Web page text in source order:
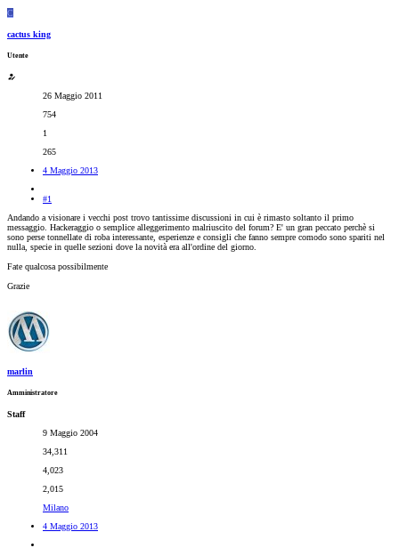
C
cactus king
Utente
26 Maggio 2011
754
1
265
4 Maggio 2013
#1
Andando a visionare i vecchi post trovo tantissime discussioni in cui è rimasto soltanto il primo
messaggio. Hackeraggio o semplice alleggerimento malriuscito del forum? E' un gran peccato perchè si
sono perse tonnellate di roba interessante, esperienze e consigli che fanno sempre comodo sono spariti nel
nulla, specie in quelle sezioni dove la novità era all'ordine del giorno.
Fate qualcosa possibilmente
Grazie
marlin
Amministratore
Staff
9 Maggio 2004
34,311
4,023
2,015
Milano
4 Maggio 2013